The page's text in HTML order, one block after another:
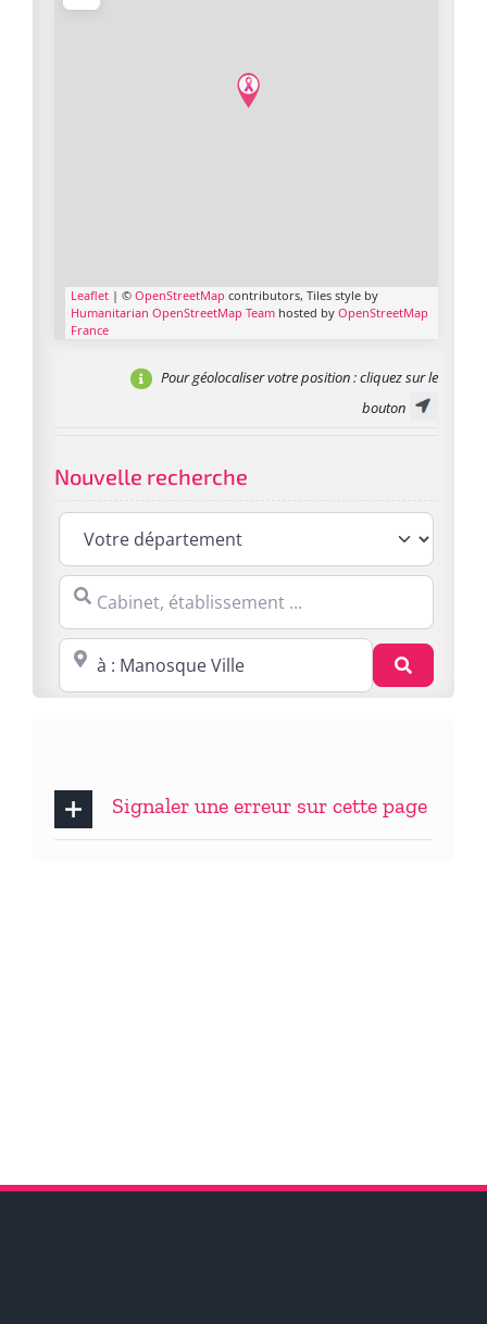
Leaflet | © OpenStreetMap contributors, Tiles style by
Humanitarian OpenStreetMap Team hosted by OpenStreetMap
France
Pour géolocaliser votre position: cliquez sur le
bouton
Nouvelle recherche
Cabinet, établissement ...
Proche de : ville, cp, lieu ...
Signaler une erreur sur cette page